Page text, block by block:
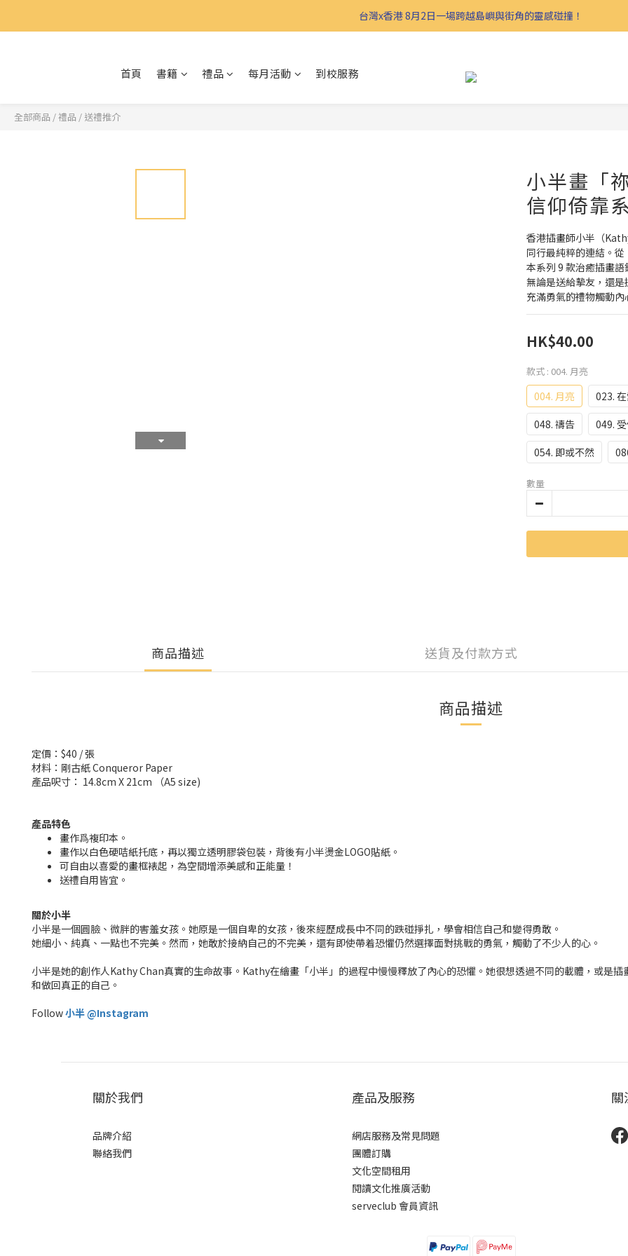
台灣x香港 8月2日一場跨越島嶼與街角的靈感碰撞！
首頁 書籍 禮品 每月活動 到校服務
全部商品 /禮品 / 送禮推介
小半畫「
信仰倚靠
香港插畫師小半（
同行最純粹的連結。
本系列 9 款治癒插畫
無論是送給摰友，還
充滿勇氣的禮物觸動內
HK$40.00
款式 : 004. 月亮
004. 月亮
023.
048. 禱告
049.
054. 即或不然
數量
商品描述 送貨及付款方式
商品描述
定價：$40 / 張
材料：剛古紙 Conqueror Paper
產品呎寸： 14.8cm X 21cm （A5 size)
產品特色
畫作爲複印本。
畫作以白色硬咭紙托底，再以獨立透明膠袋包裝，背後有小半燙金LOGO貼紙。
可自由以喜愛的畫框裱起，為空間增添美感和正能量！
送禮自用皆宜。
關於小半
小半是一個圓臉、微胖的害羞女孩。她原是一個自卑的女孩，後來經歷成長中不同的跌碰掙扎，學會相信自己和變得勇敢。
她細小、純真、一點也不完美。然而，她敢於接納自己的不完美，還有即使帶着恐懼仍然選擇面對挑戰的勇氣，觸動了不少人的心。
小半是她的創作人Kathy Chan真實的生命故事。Kathy在繪畫「小半」的過程中慢慢釋放了內心的恐懼。她很想透過不同的載體，或是
和做回真正的自己。
Follow小半 @Instagram
關於我們
品牌介紹
聯絡我們
產品及服務
網店服務及常見問題
團體訂購
文化空間租用
閱讀文化推廣活動
serveclub 會員資訊
關